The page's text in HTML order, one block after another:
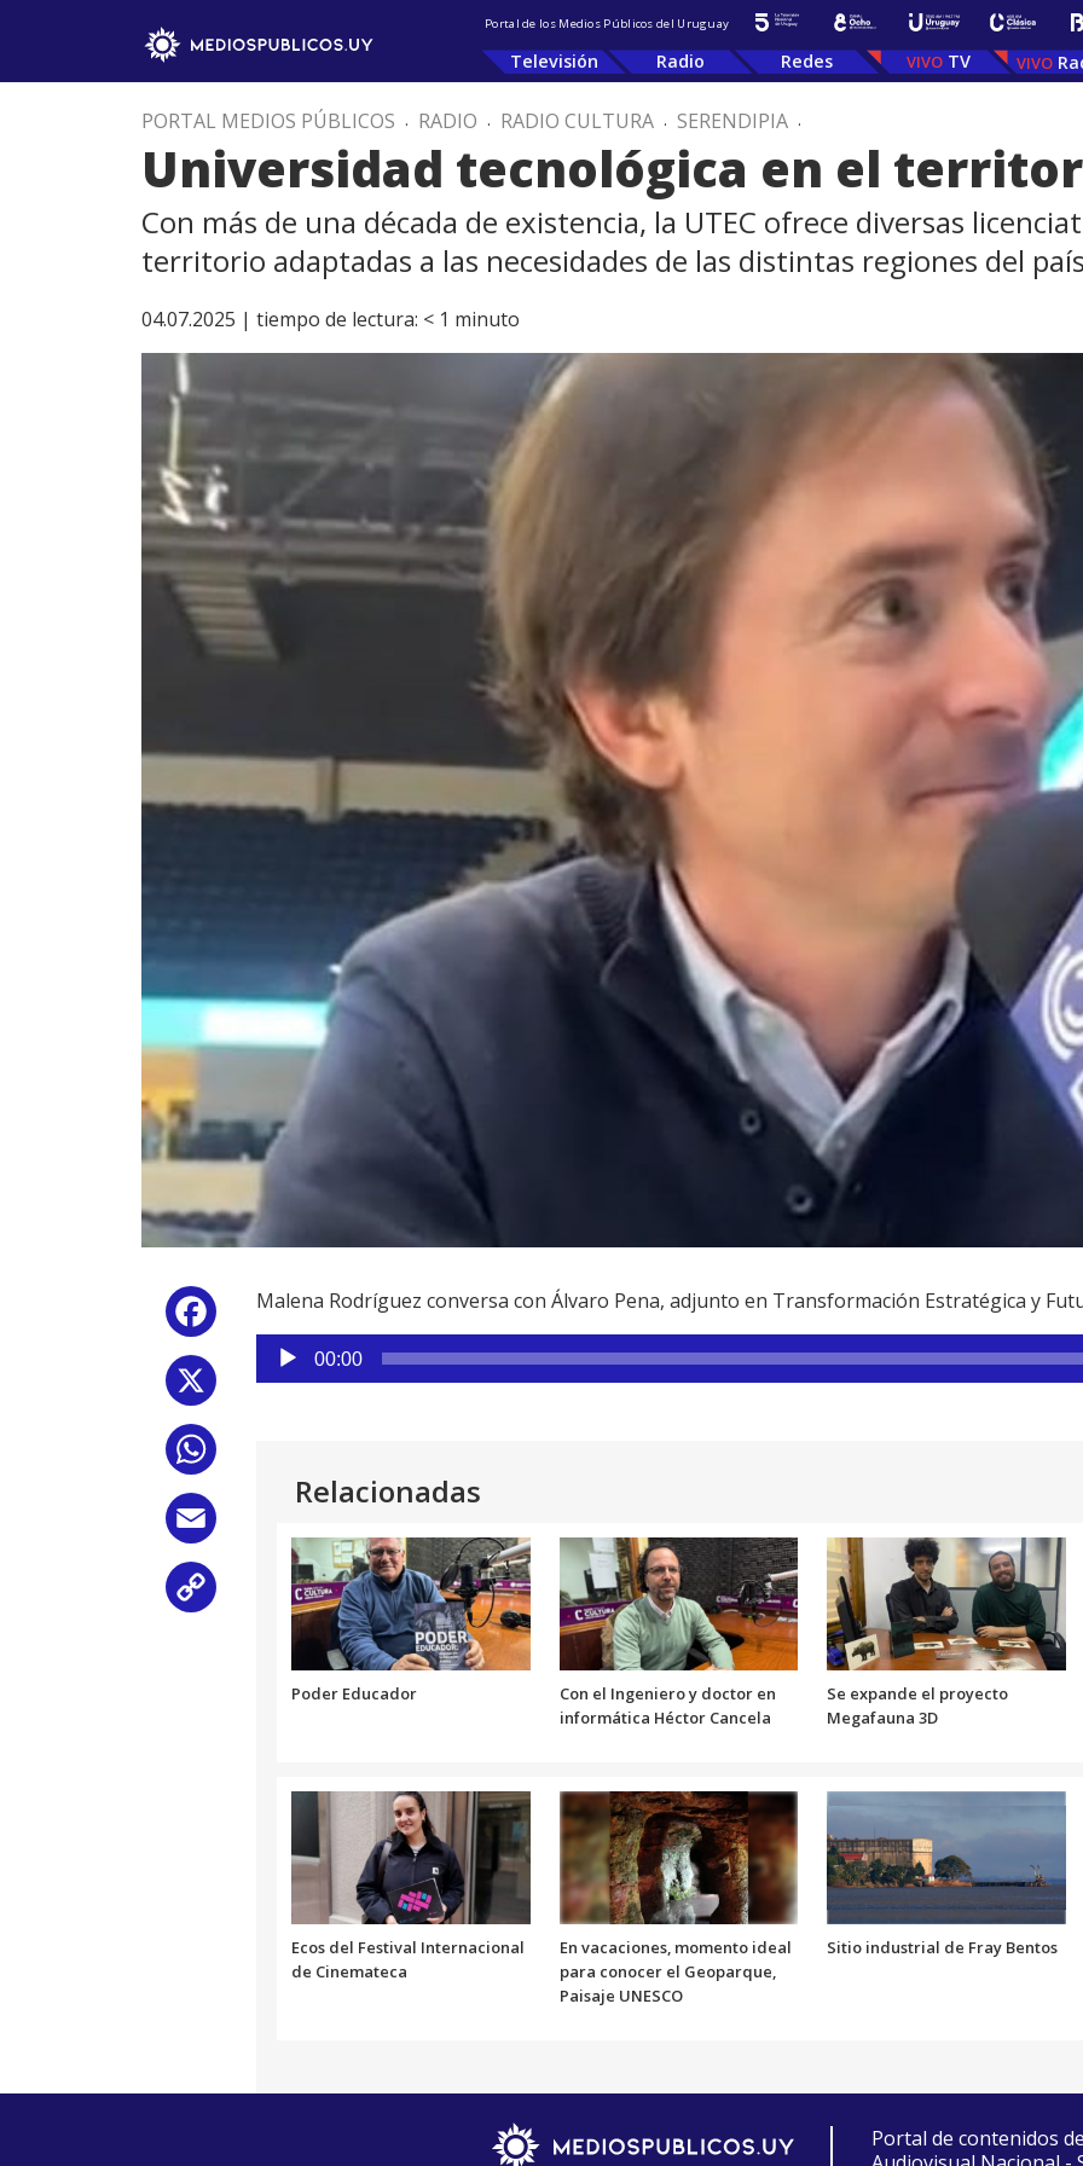
Portal de los Medios Públicos del Uruguay
Televisión Radio Redes TV
PORTAL MEDIOS PÚBLICOS . RADIO . RADIO CULTURA . SERENDIPIA .
Universidad tecnológica en el
Con más de una década de existencia, la UTEC ofrece diversas
territorio adaptadas a las necesidades de las distintas regiones del
04.07.2025 | tiempo de lectura: < 1 minuto
Facebook
Malena Rodríguez conversa con Álvaro Pena, adjunto en Transformación Estratégica y
Reproductor
de
00:00
Relacionadas
Poder Educador
Con el Ingeniero y doctor en
informática Héctor Cancela
Se expande el proyecto
Megafauna 3D
Ecos del Festival Internacional
de Cinemateca
En vacaciones, momento ideal
para conocer el Geoparque,
Paisaje UNESCO
Sitio industrial de Fray Bentos
Portal de contenidos